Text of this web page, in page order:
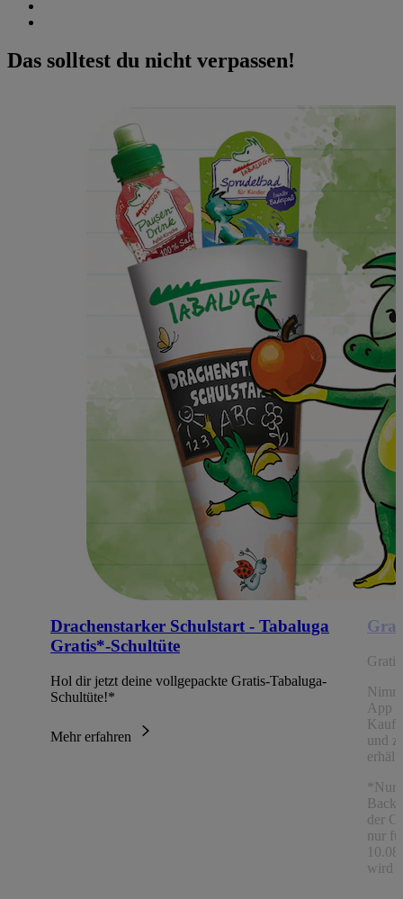
Das solltest du nicht verpassen!
Drachenstarker Schulstart - Tabaluga
Gratis*-Schultüte
Hol dir jetzt deine vollgepackte Gratis-Tabaluga-
Schultüte!*
Mehr erfahren
App
und
*Nur
der
nur
wird